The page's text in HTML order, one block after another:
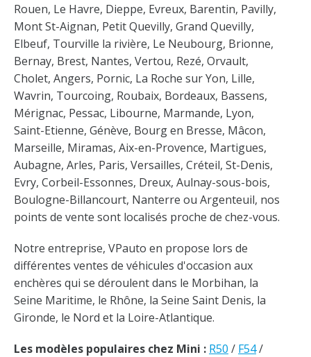
Rouen, Le Havre, Dieppe, Evreux, Barentin, Pavilly,
Mont St-Aignan, Petit Quevilly, Grand Quevilly,
Elbeuf, Tourville la rivière, Le Neubourg, Brionne,
Bernay, Brest, Nantes, Vertou, Rezé, Orvault,
Cholet, Angers, Pornic, La Roche sur Yon, Lille,
Wavrin, Tourcoing, Roubaix, Bordeaux, Bassens,
Mérignac, Pessac, Libourne, Marmande, Lyon,
Saint-Etienne, Génève, Bourg en Bresse, Mâcon,
Marseille, Miramas, Aix-en-Provence, Martigues,
Aubagne, Arles, Paris, Versailles, Créteil, St-Denis,
Evry, Corbeil-Essonnes, Dreux, Aulnay-sous-bois,
Boulogne-Billancourt, Nanterre ou Argenteuil, nos
points de vente sont localisés proche de chez-vous.
Notre entreprise, VPauto en propose lors de
différentes ventes de véhicules d'occasion aux
enchères qui se déroulent dans le Morbihan, la
Seine Maritime, le Rhône, la Seine Saint Denis, la
Gironde, le Nord et la Loire-Atlantique.
Les modèles populaires chez Mini : R50 / F54/